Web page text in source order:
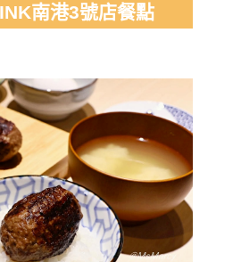
南港3號店餐點